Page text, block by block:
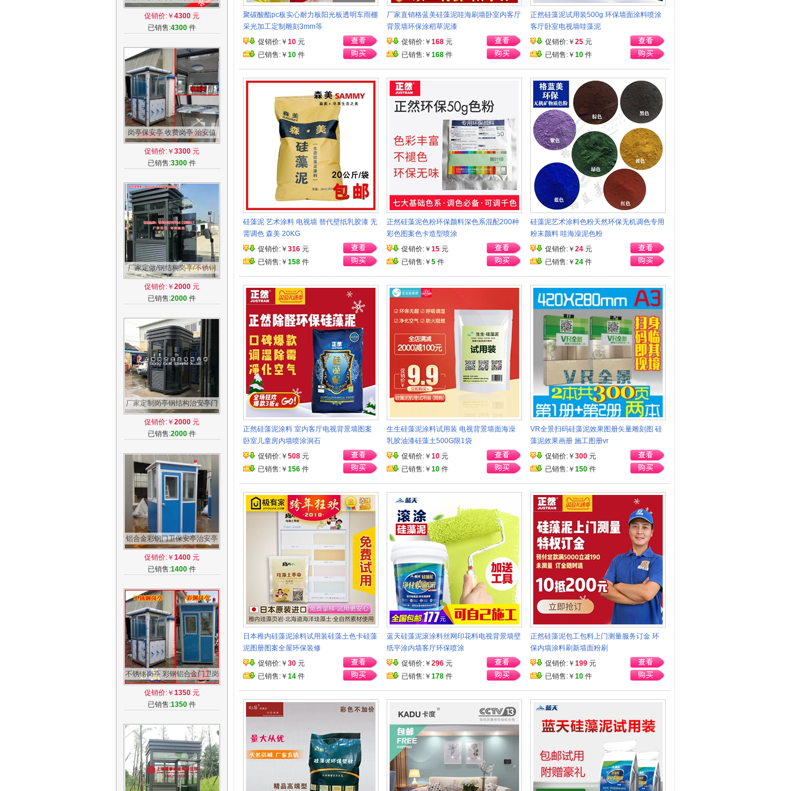
亭钢结构 小区值班收费玻璃岗
亭厂家
促销价:￥ 4300 元
已销售:4300 件
岗亭保安亭 收费岗亭 治安值
班岗亭不锈钢岗亭门卫岗亭
促销价:￥ 3300 元
已销售:3300 件
厂家定做/钢结构岗亭/不锈钢
岗亭/治安亭/门卫亭/收费亭/艺
术岗亭
促销价:￥ 2000 元
已销售:2000 件
厂家定制岗亭钢结构治安亭门
卫收费亭保安亭订做安装浙江
沪包邮
促销价:￥ 2000 元
已销售:2000 件
铝合金彩钢门卫保安亭治安亭
岗亭阳光房铝合金保安亭给奖
50
促销价:￥ 1400 元
已销售:1400 件
不锈钢岗亭 彩钢铝合金门卫岗
亭 保安亭治安亭阳光房
促销价:￥ 1350 元
已销售:1350 件
聚碳酸酯pc板实心耐力板阳光板透明车雨棚
采光加工定制雕刻3mm等
促销价:￥ 10 元
已销售:￥ 10 件
厂家直销格蓝美硅藻泥哇海刷墙卧室内客厅
背景墙环保涂稻草泥漆
促销价:￥ 168 元
已销售:￥ 168 件
正然硅藻泥试用装500g 环保墙面涂料喷涂
客厅卧室电视墙哇藻泥
促销价:￥ 25 元
已销售:￥ 10 件
硅藻泥 艺术涂料 电视墙 替代壁纸乳胶漆 无
需调色 森美 20KG
促销价:￥ 316 元
已销售:￥ 158 件
正然硅藻泥色粉环保颜料深色系混配200种
彩色图案色卡造型喷涂
促销价:￥ 15 元
已销售:￥ 5 件
硅藻泥艺术涂料色粉天然环保无机调色专用
粉末颜料 哇海澡泥色粉
促销价:￥ 24 元
已销售:￥ 24 件
正然硅藻泥涂料 室内客厅电视背景墙图案
卧室儿童房内墙喷涂洞石
促销价:￥ 508 元
已销售:￥ 156 件
生生硅藻泥涂料试用装 电视背景墙面海澡
乳胶油漆硅藻土500G限1袋
促销价:￥ 10 元
已销售:￥ 10 件
VR全景扫码硅藻泥效果图册矢量雕刻图 硅
藻泥效果画册 施工图册vr
促销价:￥ 300 元
已销售:￥ 150 件
日本稚内硅藻泥涂料试用装硅藻土色卡硅藻
泥图册图案全屋环保装修
促销价:￥ 30 元
已销售:￥ 14 件
蓝天硅藻泥滚涂料丝网印花料电视背景墙壁
纸平涂内墙客厅环保喷涂
促销价:￥ 296 元
已销售:￥ 178 件
正然硅藻泥包工包料上门测量服务订金 环
保内墙涂料刷新墙面粉刷
促销价:￥ 199 元
已销售:￥ 10 件